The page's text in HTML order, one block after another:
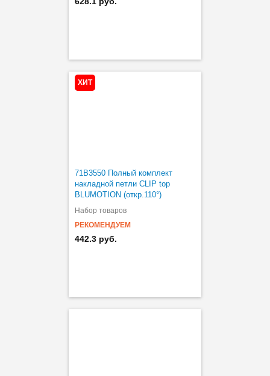
ХИТ
71B3550 Полный комплект
накладной петли CLIP top
BLUMOTION (откр.110°)
Набор товаров
РЕКОМЕНДУЕМ
442.3 руб.